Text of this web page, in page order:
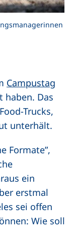
Campustag
haben. Das
Trucks,
unterhält.
Formate”,
ein
erstmal
sei offen
Wie soll